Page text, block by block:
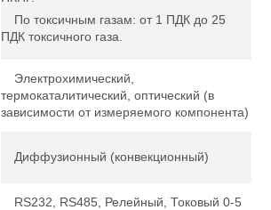
По токсичным газам: от 1 ПДК до 25
ПДК токсичного газа.
Электрохимический,
термокаталитический, оптический (в
зависимости от измеряемого компонента)
Диффузионный (конвекционный)
RS232, RS485, Релейный, Токовый 0-5